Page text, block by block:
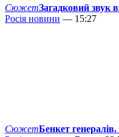
СюжетЗагадковий звук
Росія новини — 15:27
СюжетБенкет